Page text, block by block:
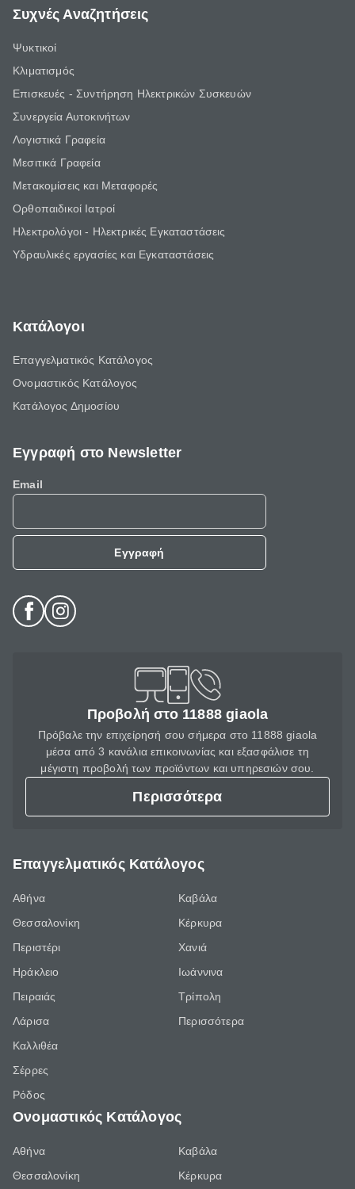
Συχνές Αναζητήσεις
Ψυκτικοί
Κλιματισμός
Επισκευές - Συντήρηση Ηλεκτρικών Συσκευών
Συνεργεία Αυτοκινήτων
Λογιστικά Γραφεία
Μεσιτικά Γραφεία
Μετακομίσεις και Μεταφορές
Ορθοπαιδικοί Ιατροί
Ηλεκτρολόγοι - Ηλεκτρικές Εγκαταστάσεις
Υδραυλικές εργασίες και Εγκαταστάσεις
Κατάλογοι
Επαγγελματικός Κατάλογος
Ονομαστικός Κατάλογος
Κατάλογος Δημοσίου
Εγγραφή στο Newsletter
Email
Εγγραφή
Προβολή στο 11888 giaola
Πρόβαλε την επιχείρησή σου σήμερα στο 11888 giaola
μέσα από 3 κανάλια επικοινωνίας και εξασφάλισε τη
μέγιστη προβολή των προϊόντων και υπηρεσιών σου.
Περισσότερα
Επαγγελματικός Κατάλογος
Αθήνα
Θεσσαλονίκη
Περιστέρι
Ηράκλειο
Πειραιάς
Λάρισα
Καλλιθέα
Σέρρες
Ρόδος
Καβάλα
Κέρκυρα
Χανιά
Ιωάννινα
Τρίπολη
Περισσότερα
Ονομαστικός Κατάλογος
Αθήνα
Θεσσαλονίκη
Καβάλα
Κέρκυρα